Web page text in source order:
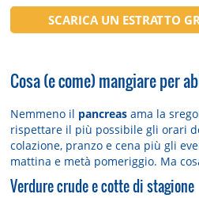
SCARICA UN ESTRATTO
Cosa (e come) mangiare per
Nemmeno il pancreas ama la
rispettare il più possibile gli orari
colazione, pranzo e cena più gli
mattina e metà pomeriggio. Ma
Verdure crude e cotte di stagione